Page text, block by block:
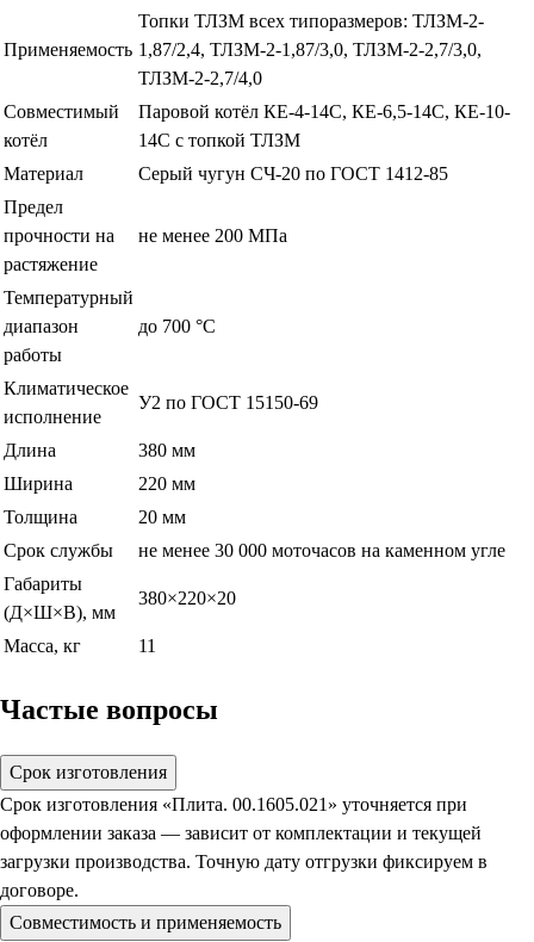
Применяемость
Топки ТЛЗМ всех типоразмеров: ТЛЗМ-2-
1,87/2,4, ТЛЗМ-2-1,87/3,0, ТЛЗМ-2-2,7/3,0,
ТЛЗМ-2-2,7/4,0
Совместимый
котёл
Паровой котёл КЕ-4-14С, КЕ-6,5-14С, КЕ-10-
14С с топкой ТЛЗМ
Материал
Серый чугун СЧ-20 по ГОСТ 1412-85
Предел
прочности на
растяжение
не менее 200 МПа
Температурный
диапазон
работы
до 700 °С
Климатическое
исполнение
У2 по ГОСТ 15150-69
Длина
380 мм
Ширина
220 мм
Толщина
20 мм
Срок службы
не менее 30 000 моточасов на каменном угле
Габариты
(Д×Ш×В), мм
380×220×20
Масса, кг 11
Частые вопросы
Срок изготовления
Срок изготовления «Плита. 00.1605.021» уточняется при
оформлении заказа — зависит от комплектации и текущей
загрузки производства. Точную дату отгрузки фиксируем в
договоре.
Совместимость и применяемость